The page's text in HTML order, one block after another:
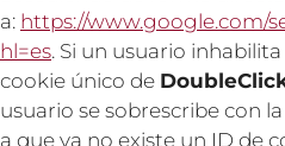
a: https://www.google.com/
hl=es. Si un usuario
cookie único de
usuario se sobrescribe con la
a que ya no existe un ID de